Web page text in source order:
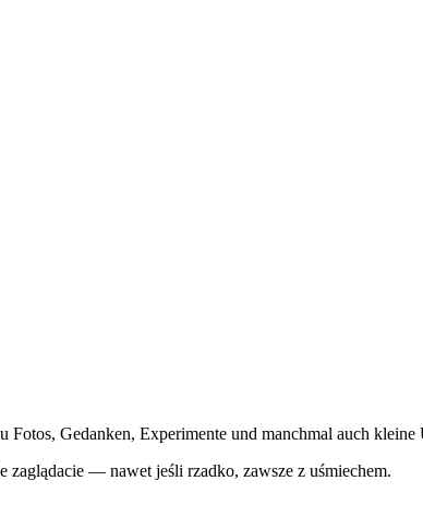
Fotos, Gedanken, Experimente und manchmal auch
zaglądacie — nawet jeśli rzadko, zawsze z uśmiechem.